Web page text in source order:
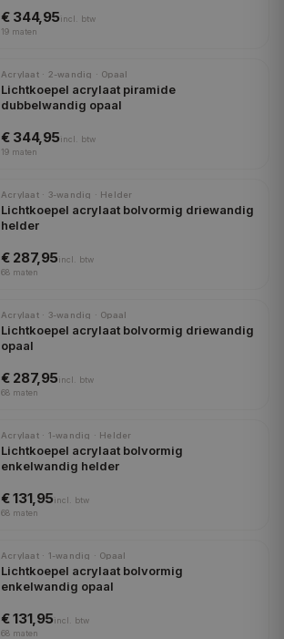
€ 344,95incl.
btw
19 maten
Acrylaat · 2-wandig · Opaal
Lichtkoepel acrylaat piramide
dubbelwandig opaal
€ 344,95incl.
btw
19 maten
Acrylaat · 3-wandig · Helder
Lichtkoepel acrylaat bolvormig driewandig
helder
€ 287,95incl.
btw
68 maten
Acrylaat · 3-wandig · Opaal
Lichtkoepel acrylaat bolvormig driewandig
opaal
€ 287,95incl.
btw
68 maten
Acrylaat · 1-wandig · Helder
Lichtkoepel acrylaat bolvormig
enkelwandig helder
€ 131,95incl.
btw
68 maten
Acrylaat · 1-wandig · Opaal
Lichtkoepel acrylaat bolvormig
enkelwandig opaal
€ 131,95incl.
btw
68 maten